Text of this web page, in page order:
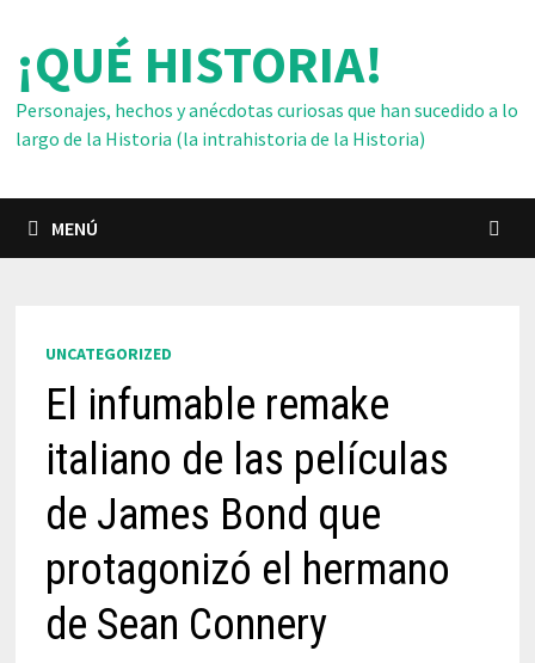
contenido
¡QUÉ HISTORIA!
Personajes, hechos y anécdotas curiosas que han sucedido a lo
largo de la Historia (la intrahistoria de la Historia)
MENÚ
UNCATEGORIZED
El infumable remake
italiano de las películas
de James Bond que
protagonizó el hermano
de Sean Connery